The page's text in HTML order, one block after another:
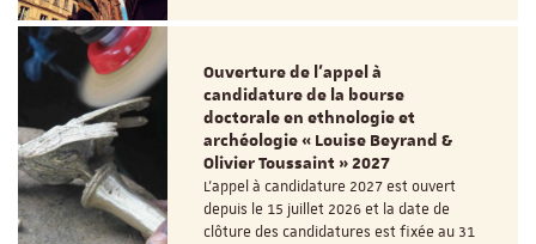
Ouverture de l'appel à
candidature de la bourse
doctorale en ethnologie et
archéologie « Louise Beyrand &
Olivier Toussaint » 2027
L’appel à candidature 2027 est ouvert
depuis le 15 juillet 2026 et la date de
clôture des candidatures est fixée au 31